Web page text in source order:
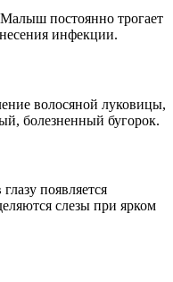
постоянно трогает
инфекции.
волосяной луковицы,
болезненный бугорок.
появляется
слезы при ярком